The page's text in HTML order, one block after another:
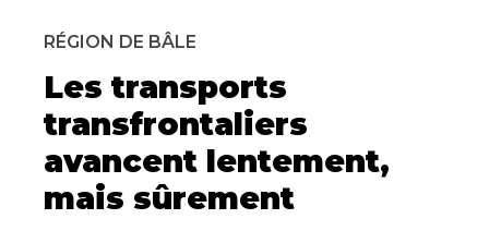
RÉGION DE BÂLE
Les transports
transfrontaliers
avancent lentement,
mais sûrement